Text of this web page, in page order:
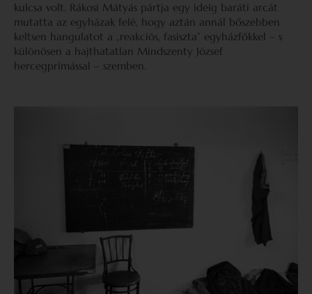
kulcsa volt. Rákosi Mátyás pártja egy ideig baráti arcát
mutatta az egyházak felé, hogy aztán annál bőszebben
keltsen hangulatot a „reakciós, fasiszta” egyházfőkkel – s
különösen a hajthatatlan Mindszenty József
hercegprímással – szemben.